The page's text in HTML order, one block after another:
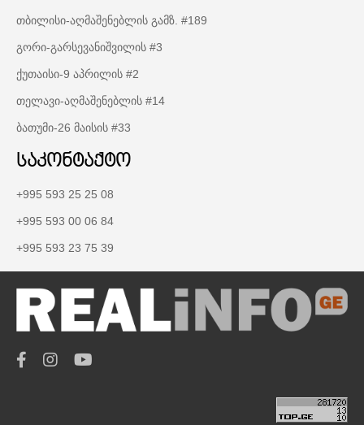
თბილისი-აღმაშენებლის გამზ. #189
გორი-გარსევანიშვილის #3
ქუთაისი-9 აპრილის #2
თელავი-აღმაშენებლის #14
ბათუმი-26 მაისის #33
საკონტაქტო
+995 593 25 25 08
+995 593 00 06 84
+995 593 23 75 39